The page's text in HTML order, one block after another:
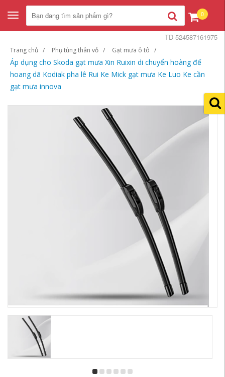
Toggle
navigation
0
Trang chủ Phụ tùng thân vỏ Gạt mưa ô tô
Áp dụng cho Skoda gạt mưa Xin Ruixin di chuyển hoàng đế
hoang dã Kodiak pha lê Rui Ke Mick gạt mưa Ke Luo Ke cần
gạt mưa innova
TD-524587161975